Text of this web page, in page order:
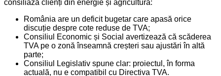
consiliază clienți din energie și agricultură:
România are un deficit bugetar care apasă orice
discuție despre cote reduse de TVA;
Consiliul Economic și Social avertizează că scăderea
TVA pe o zonă înseamnă creșteri sau ajustări în altă
parte;
Consiliul Legislativ spune clar: proiectul, în forma
actuală, nu e compatibil cu Directiva TVA.